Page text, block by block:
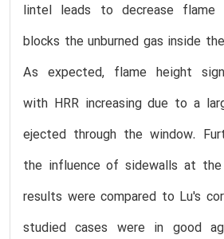
lintel leads to decrease flame
blocks the unburned gas inside
As expected, flame height
with HRR increasing due to a
ejected through the window.
the influence of sidewalls at the
results were compared to Lu's
studied cases were in good